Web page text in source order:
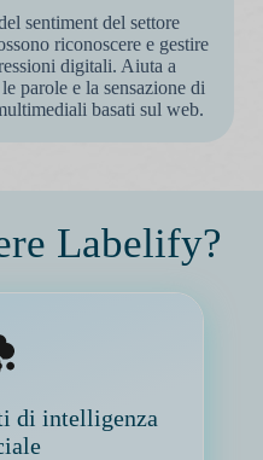
sentiment del settore
riconoscere e gestire
digitali. Aiuta a
parole e la sensazione di
basati sul web.
Labelify?
di intelligenza